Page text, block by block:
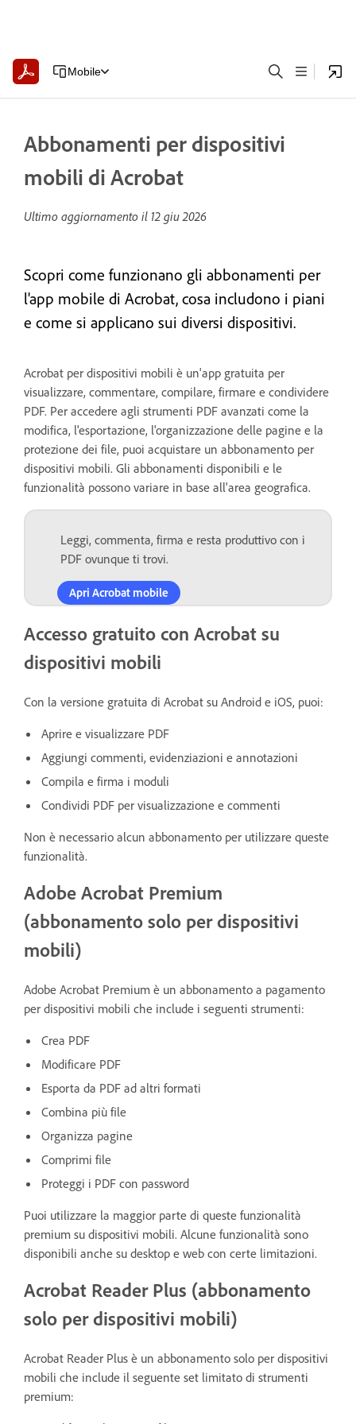
Mobile
Abbonamenti per dispositivi
mobili di Acrobat
Ultimo aggiornamento il 12 giu 2026
Scopri come funzionano gli abbonamenti per
l'app mobile di Acrobat, cosa includono i piani
e come si applicano sui diversi dispositivi.
Acrobat per dispositivi mobili è un'app gratuita per
visualizzare, commentare, compilare, firmare e condividere
PDF. Per accedere agli strumenti PDF avanzati come la
modifica, l'esportazione, l'organizzazione delle pagine e la
protezione dei file, puoi acquistare un abbonamento per
dispositivi mobili. Gli abbonamenti disponibili e le
funzionalità possono variare in base all'area geografica.
Leggi, commenta, firma e resta produttivo con i
PDF ovunque ti trovi.
Apri Acrobat mobile
Accesso gratuito con Acrobat su
dispositivi mobili
Con la versione gratuita di Acrobat su Android e iOS, puoi:
Aprire e visualizzare PDF
Aggiungi commenti, evidenziazioni e annotazioni
Compila e firma i moduli
Condividi PDF per visualizzazione e commenti
Non è necessario alcun abbonamento per utilizzare queste
funzionalità.
Adobe Acrobat Premium
(abbonamento solo per dispositivi
mobili)
Adobe Acrobat Premium è un abbonamento a pagamento
per dispositivi mobili che include i seguenti strumenti:
Crea PDF
Modificare PDF
Esporta da PDF ad altri formati
Combina più file
Organizza pagine
Comprimi file
Proteggi i PDF con password
Puoi utilizzare la maggior parte di queste funzionalità
premium su dispositivi mobili. Alcune funzionalità sono
disponibili anche su desktop e web con certe limitazioni.
Acrobat Reader Plus (abbonamento
solo per dispositivi mobili)
Acrobat Reader Plus è un abbonamento solo per dispositivi
mobili che include il seguente set limitato di strumenti
premium: